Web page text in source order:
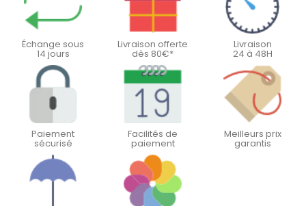
Échange sous
14 jours
Livraison offerte
dès 80€*
Livraison
24 à 48H
Paiement
sécurisé
Facilités de
paiement
Meilleurs prix
garantis